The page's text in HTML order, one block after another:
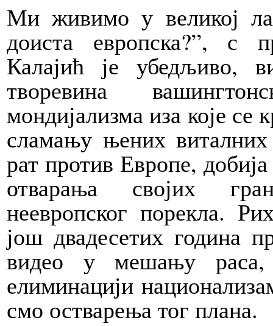
Ми живимо у великој
доиста европска?”, с
Калајић је убедљиво,
творевина
мондијализма иза које
сламању њених
рат против Европе,
отварања својих
неевропског порекла.
још двадесетих година
видео у мешању
елиминацији
смо остварења тог плана.